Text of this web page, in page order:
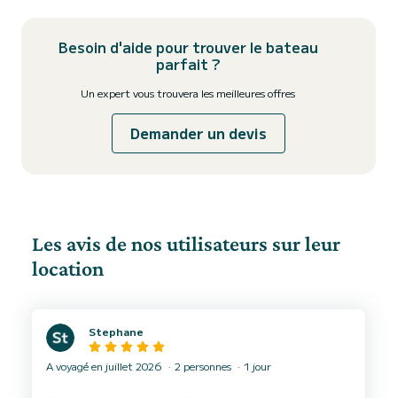
Besoin d'aide pour trouver le bateau
parfait ?
Un expert vous trouvera les meilleures offres
Demander un devis
Les avis de nos utilisateurs sur leur
location
Stephane
A voyagé en juillet 2026 2 personnes 1 jour